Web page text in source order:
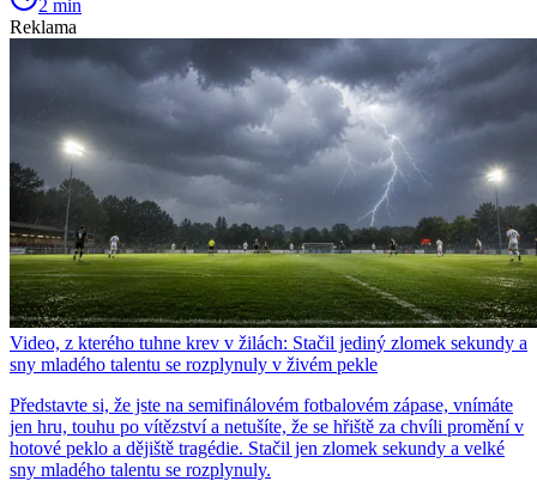
2 min
Reklama
Video, z kterého tuhne krev v žilách: Stačil jediný zlomek sekundy a
sny mladého talentu se rozplynuly v živém pekle
Představte si, že jste na semifinálovém fotbalovém zápase, vnímáte
jen hru, touhu po vítězství a netušíte, že se hřiště za chvíli promění v
hotové peklo a dějiště tragédie. Stačil jen zlomek sekundy a velké
sny mladého talentu se rozplynuly.